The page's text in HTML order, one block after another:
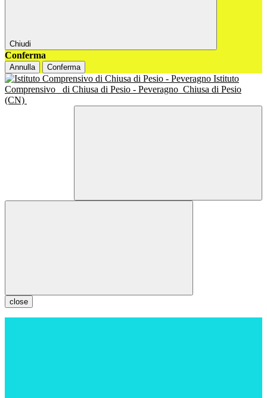
Chiudi
Conferma
Annulla Conferma
Istituto
Comprensivo
di Chiusa di Pesio - Peveragno Chiusa di Pesio
(CN)
close